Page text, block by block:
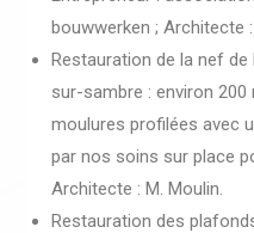
bouwwerken ; Architecte
Restauration de la nef de
sur-sambre : environ 200
moulures profilées avec
par nos soins sur place
Architecte : M. Moulin.
Restauration des